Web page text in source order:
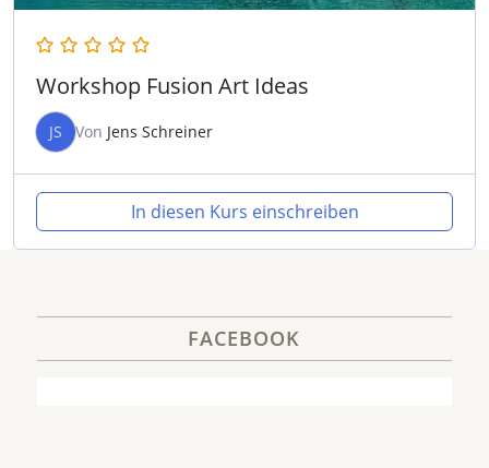
Workshop Fusion Art Ideas
JS Von Jens Schreiner
In diesen Kurs einschreiben
FACEBOOK